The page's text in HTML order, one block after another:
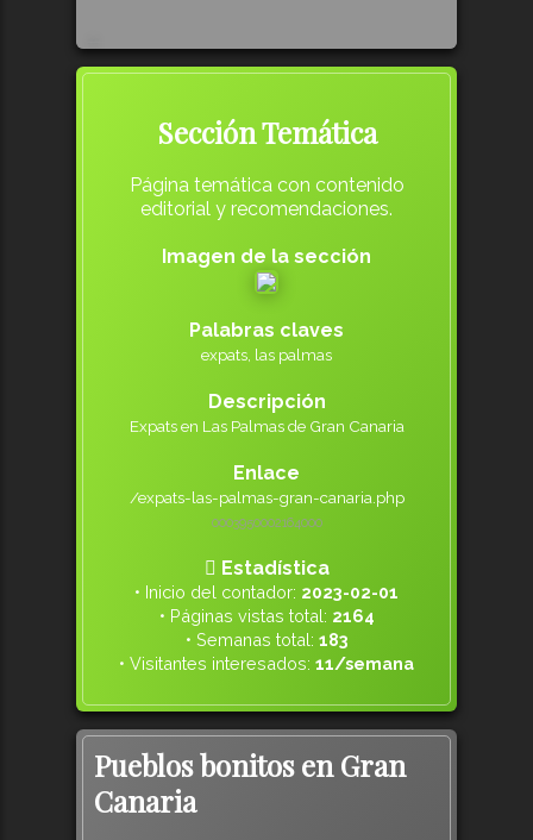
Sección Temática
Página temática con contenido
editorial y recomendaciones.
Imagen de la sección
Palabras claves
expats, las palmas
Descripción
Expats en Las Palmas de Gran Canaria
Enlace
/expats-las-palmas-gran-canaria.php
0003950002164000
Estadística
• Inicio del contador: 2023-02-01
• Páginas vistas total: 2164
• Semanas total: 183
• Visitantes interesados: 11/semana
Pueblos bonitos en Gran
Canaria